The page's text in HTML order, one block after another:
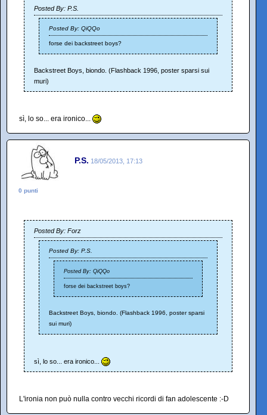
Posted By: P.S.
Posted By: QiQQo
forse dei backstreet boys?
Backstreet Boys, biondo. (Flashback 1996, poster sparsi sui
muri)
sì, lo so... era ironico...
P.S. 18/05/2013, 17:13
0 punti
Posted By: Forz
Posted By: P.S.
Posted By: QiQQo
forse dei backstreet boys?
Backstreet Boys, biondo. (Flashback 1996, poster sparsi
sui muri)
sì, lo so... era ironico...
L'ironia non può nulla contro vecchi ricordi di fan adolescente :-D